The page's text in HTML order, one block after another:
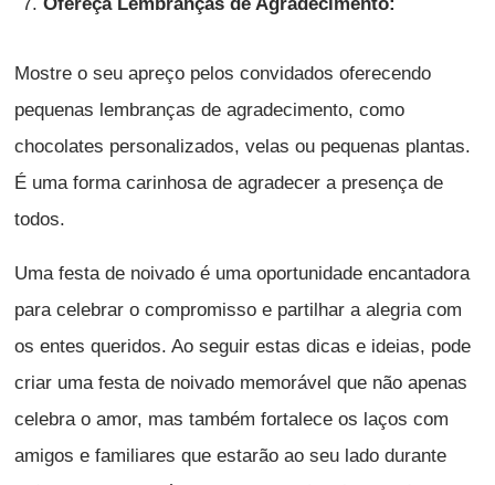
Mostre o seu apreço pelos convidados oferecendo
pequenas lembranças de agradecimento, como
chocolates personalizados, velas ou pequenas plantas.
É uma forma carinhosa de agradecer a presença de
todos.
Uma festa de noivado é uma oportunidade encantadora
para celebrar o compromisso e partilhar a alegria com
os entes queridos. Ao seguir estas dicas e ideias, pode
criar uma festa de noivado memorável que não apenas
celebra o amor, mas também fortalece os laços com
amigos e familiares que estarão ao seu lado durante